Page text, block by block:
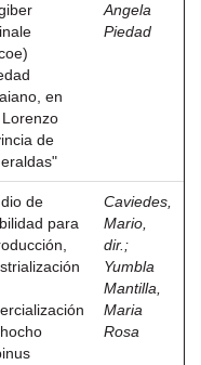
en
de
Angela
Piedad
de
para
Caviedes,
Mario,
dir. ;
Yumbla
Mantilla,
Maria
Rosa